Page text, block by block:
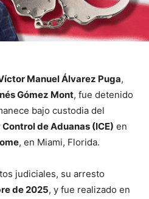
Manuel Álvarez Puga,
Gómez Mont, fue detenido
bajo custodia del
de Aduanas (ICE) en
, en Miami, Florida.
judiciales, su arresto
de 2025, y fue realizado en